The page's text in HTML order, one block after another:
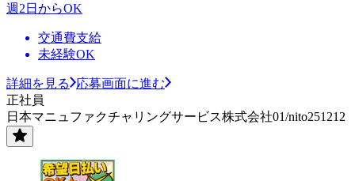
週2日からOK
交通費支給
未経験OK
詳細を見る
応募画面に進む
正社員
日本マニュファクチャリングサービス株式会社01/nito251212